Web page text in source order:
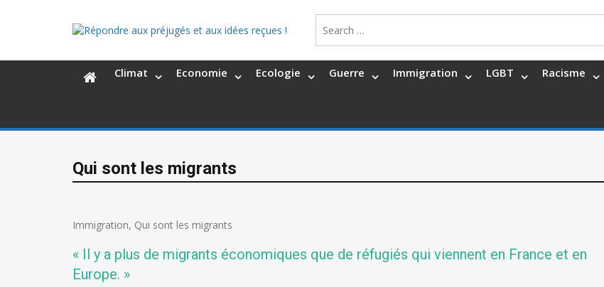
for:
Climat Economie Ecologie Guerre Immigration LGBT Racisme
Qui sont les migrants
Immigration, Qui sont les migrants
« Il y a plus de migrants économiques que de réfugiés qui viennent en France et en
Europe. »